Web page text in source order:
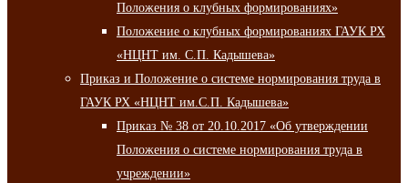
Положения о клубных формированиях»
Положение о клубных формированиях ГАУК РХ
«НЦНТ им. С.П. Кадышева»
Приказ и Положение о системе нормирования труда в
ГАУК РХ «НЦНТ им.С.П. Кадышева»
Приказ № 38 от 20.10.2017 «Об утверждении
Положения о системе нормирования труда в
учреждении»